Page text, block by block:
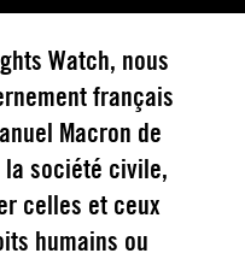
Watch, nous
français
Macron de
la société civile,
celles et ceux
humains ou